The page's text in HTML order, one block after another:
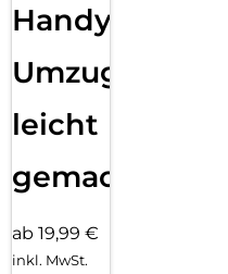
Handy
Umzug
leicht
gemacht!
ab 19,99 €
inkl. MwSt.